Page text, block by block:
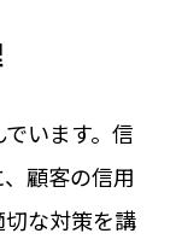
います。信
顧客の信用
な対策を講